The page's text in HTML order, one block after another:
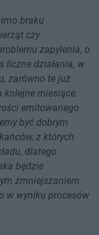
braku
czy
zapylenia, o
liczne działania, w
zarówno te już
kolejne miesiące.
emitowanego
być dobrym
z których
dlatego
będzie
zmniejszaniem
w wyniku procesów